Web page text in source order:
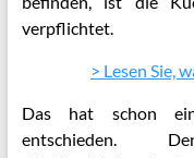
verpflichtet.
> Lesen Sie,
Das hat schon